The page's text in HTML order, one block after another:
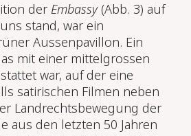
der Embassy(Abb. 3) auf
stand, war ein
Aussenpavillon. Ein
mit einer mittelgrossen
war, auf der eine
satirischen Filmen neben
Landrechtsbewegung der
aus den letzten 50 Jahren